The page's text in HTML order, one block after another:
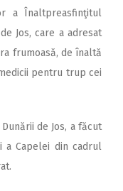
a Înaltpreasfinţitul
Jos, care a adresat
frumoasă, de înaltă
pentru trup cei
de Jos, a făcut
a Capelei din cadrul